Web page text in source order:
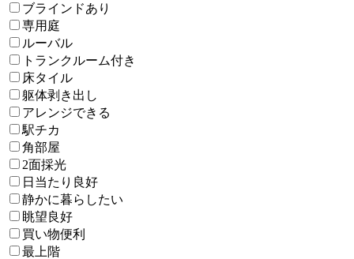
ブラインドあり
専用庭
ルーバル
トランクルーム付き
床タイル
躯体剥き出し
アレンジできる
駅チカ
角部屋
2面採光
日当たり良好
静かに暮らしたい
眺望良好
買い物便利
最上階